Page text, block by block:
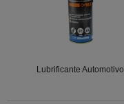
Lubrificante Automotivo